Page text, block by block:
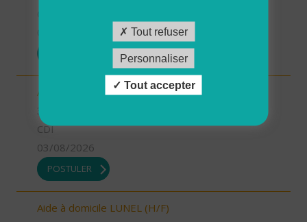
Auxiliaire de vie JUVIGNAC (H/F)
34 - Hérault
CDI
03/08/2026
POSTULER
Aide à domicile LUNEL (H/F)
Tout refuser
Personnaliser
Tout accepter